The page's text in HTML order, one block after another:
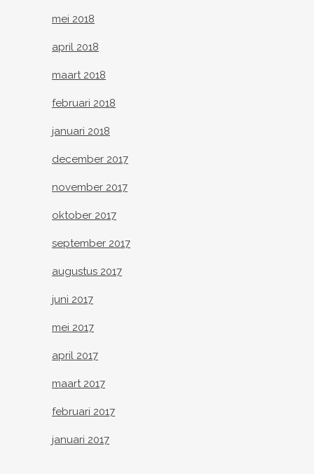
mei 2018
april 2018
maart 2018
februari 2018
januari 2018
december 2017
november 2017
oktober 2017
september 2017
augustus 2017
juni 2017
mei 2017
april 2017
maart 2017
februari 2017
januari 2017